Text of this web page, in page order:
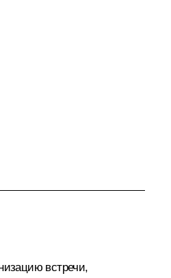
встречи,